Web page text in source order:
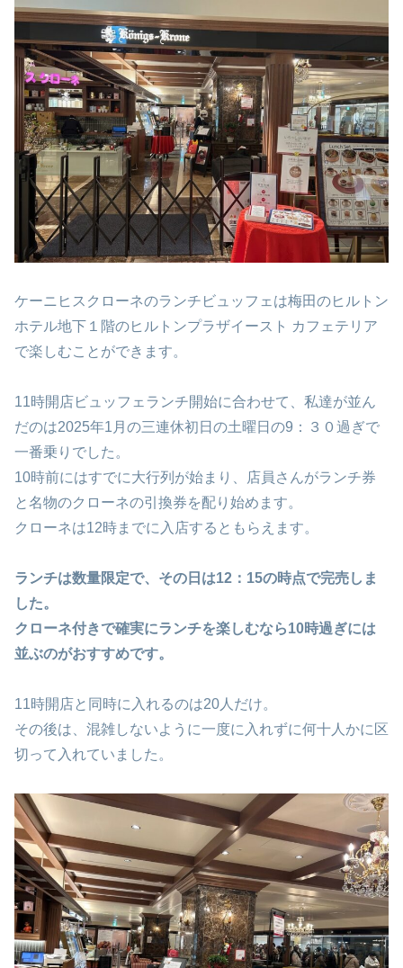
ケーニヒスクローネのランチビュッフェは梅田のヒルトン
ホテル地下１階のヒルトンプラザイースト カフェテリア
で楽しむことができます。
11時開店ビュッフェランチ開始に合わせて、私達が並ん
だのは2025年1月の三連休初日の土曜日の9：３０過ぎで
一番乗りでした。
10時前にはすでに大行列が始まり、店員さんがランチ券
と名物のクローネの引換券を配り始めます。
クローネは12時までに入店するともらえます。
ランチは数量限定で、その日は12：15の時点で完売しま
した。
クローネ付きで確実にランチを楽しむなら10時過ぎには
並ぶのがおすすめです。
11時開店と同時に入れるのは20人だけ。
その後は、混雑しないように一度に入れずに何十人かに区
切って入れていました。